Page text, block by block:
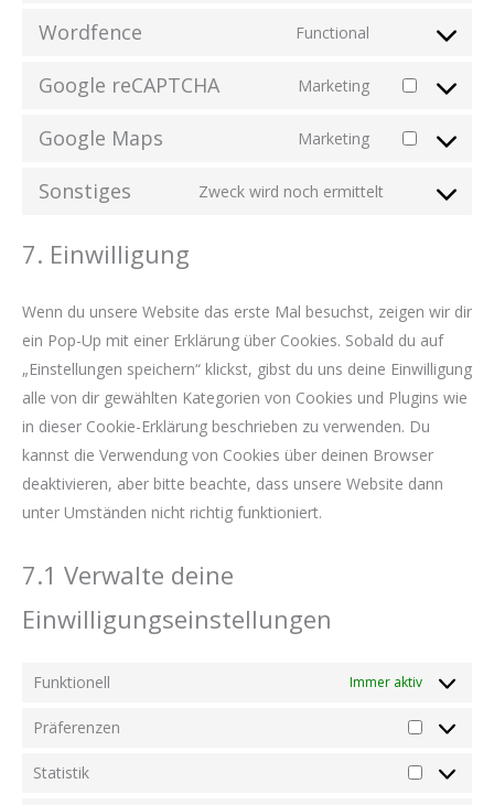
statistics
wordpress
Wordfence Functional
Consent
wordfence
Google reCAPTCHA Marketing
Consent
google-
Google Maps Marketing
Consent
Sonstiges Zweck wird noch ermittelt
Consent
7. Einwilligung
Wenn du unsere Website das erste Mal besuchst, zeigen wir dir
ein Pop-Up mit einer Erklärung über Cookies. Sobald du auf
„Einstellungen speichern“ klickst, gibst du uns deine Einwilligung
alle von dir gewählten Kategorien von Cookies und Plugins wie
in dieser Cookie-Erklärung beschrieben zu verwenden. Du
kannst die Verwendung von Cookies über deinen Browser
deaktivieren, aber bitte beachte, dass unsere Website dann
unter Umständen nicht richtig funktioniert.
7.1 Verwalte deine
Einwilligungseinstellungen
Funktionell Immer aktiv
Präferenzen
Statistik
Statistik